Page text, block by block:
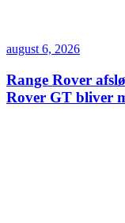
august 6, 2026
Range Rover
Rover GT bliver